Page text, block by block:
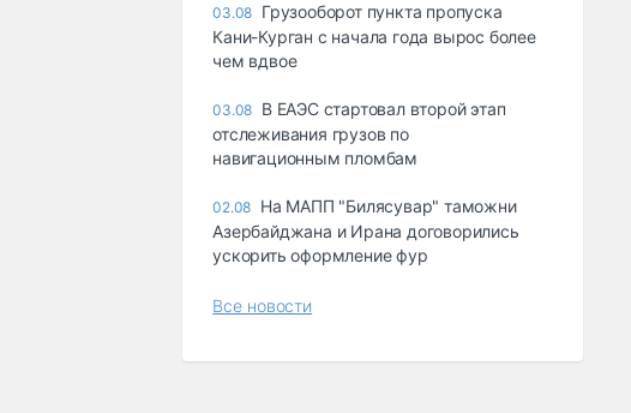
03.08 Грузооборот пункта пропуска
Кани-Курган с начала года вырос более
чем вдвое
03.08 В ЕАЭС стартовал второй этап
отслеживания грузов по
навигационным пломбам
02.08 На МАПП "Билясувар" таможни
Азербайджана и Ирана договорились
ускорить оформление фур
Все новости